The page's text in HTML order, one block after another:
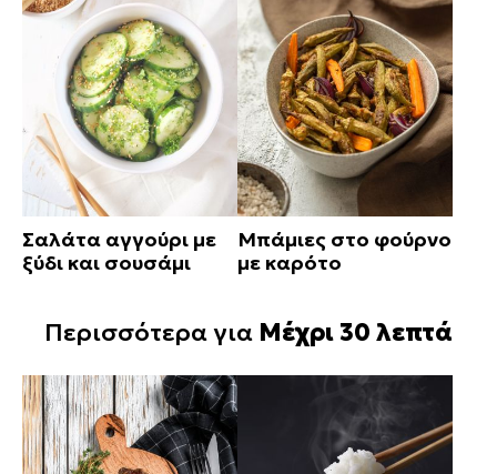
Σαλάτα αγγούρι με
ξύδι και σουσάμι
Μπάμιες στο φούρνο
με καρότο
Περισσότερα για Μέχρι 30 λεπτά